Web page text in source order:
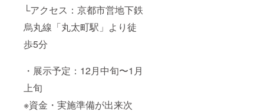
└アクセス：京都市営地下鉄
烏丸線「丸太町駅」より徒
歩5分
・展示予定：12月中旬〜1月
上旬
※資金・実施準備が出来次